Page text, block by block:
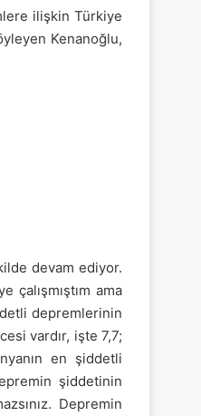
ilişkin Türkiye
Kenanoğlu,
devam ediyor.
çalışmıştım ama
depremlerinin
vardır, işte 7,7;
en şiddetli
şiddetinin
Depremin